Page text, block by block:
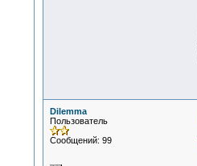
Dilemma
Пользователь
Сообщений: 99